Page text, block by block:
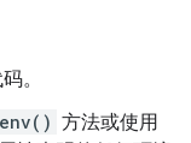
。
方法或使用